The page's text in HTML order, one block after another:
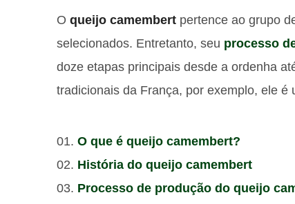
O queijo camembert pertence ao grupo
selecionados. Entretanto, seu processo
doze etapas principais desde a ordenha
tradicionais da França, por exemplo, ele é
O que é queijo camembert?
História do queijo camembert
Processo de produção do queijo